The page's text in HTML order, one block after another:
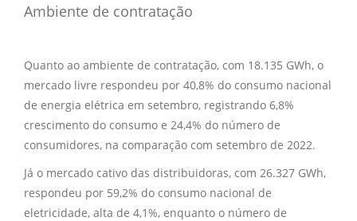
Ambiente de contratação
Quanto ao ambiente de contratação, com 18.135 GWh, o
mercado livre respondeu por 40,8% do consumo nacional
de energia elétrica em setembro, registrando 6,8%
crescimento do consumo e 24,4% do número de
consumidores, na comparação com setembro de 2022.
Já o mercado cativo das distribuidoras, com 26.327 GWh,
respondeu por 59,2% do consumo nacional de
eletricidade, alta de 4,1%, enquanto o número de